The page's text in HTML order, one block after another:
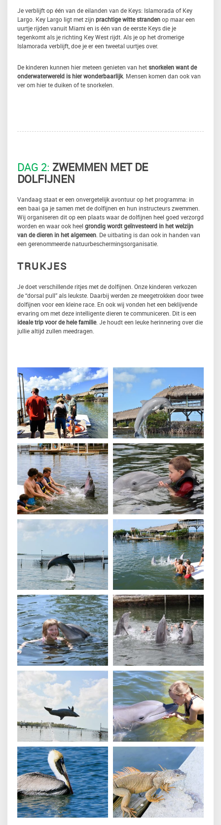
Je verblijft op één van de eilanden van de Keys: Islamorada of Key
Largo. Key Largo ligt met zijn prachtige witte strandenop maar een
uurtje rijden vanuit Miami en is één van de eerste Keys die je
tegenkomt als je richting Key West rijdt. Als je op het dromerige
Islamorada verblijft, doe je er een tweetal uurtjes over.
De kinderen kunnen hier meteen genieten van het snorkelen want de
onderwaterwereld is hier wonderbaarlijk. Mensen komen dan ook van
ver om hier te duiken of te snorkelen.
DAG 2: ZWEMMEN MET DE
DOLFIJNEN
Vandaag staat er een onvergetelijk avontuur op het programma: in
een baai ga je samen met de dolfijnen en hun instructeurs zwemmen.
Wij organiseren dit op een plaats waar de dolfijnen heel goed verzorgd
worden en waar ook heel grondig wordt geïnvesteerd in het welzijn
van de dieren in het algemeen . De uitbating is dan ook in handen van
een gerenommeerde natuurbeschermingsorganisatie.
TRUKJES
Je doet verschillende ritjes met de dolfijnen. Onze kinderen verkozen
de “dorsal pull” als leukste. Daarbij werden ze meegetrokken door twee
dolfijnen voor een kleine race. En ook wij vonden het een beklijvende
ervaring om met deze intelligente dieren te communiceren. Dit is een
ideale trip voor de hele familie. Je houdt een leuke herinnering over die
jullie altijd zullen meedragen.